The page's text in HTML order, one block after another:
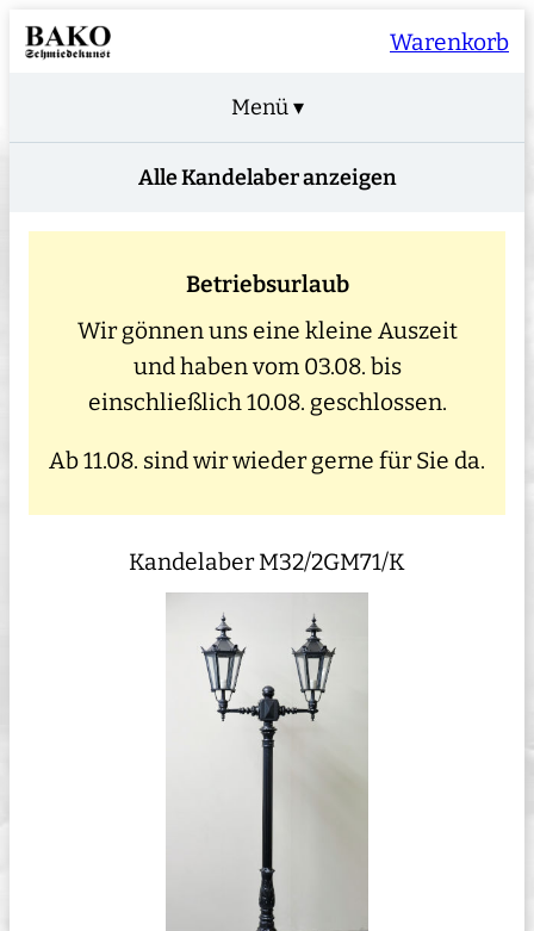
Warenkorb
Menü ▾
Alle Kandelaber anzeigen
Betriebsurlaub
Wir gönnen uns eine kleine Auszeit
und haben vom 03.08. bis
einschließlich 10.08. geschlossen.
Ab 11.08. sind wir wieder gerne für Sie da.
Kandelaber M32/2GM71/K